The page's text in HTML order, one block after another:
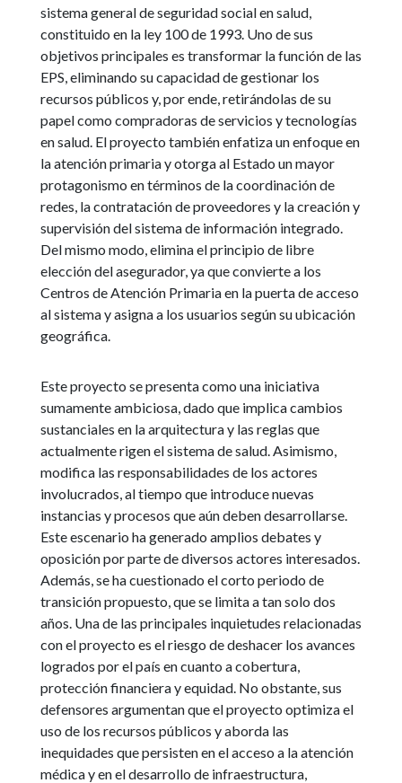
sistema general de seguridad social en salud,
constituido en la ley 100 de 1993. Uno de sus
objetivos principales es transformar la función de las
EPS, eliminando su capacidad de gestionar los
recursos públicos y, por ende, retirándolas de su
papel como compradoras de servicios y tecnologías
en salud. El proyecto también enfatiza un enfoque en
la atención primaria y otorga al Estado un mayor
protagonismo en términos de la coordinación de
redes, la contratación de proveedores y la creación y
supervisión del sistema de información integrado.
Del mismo modo, elimina el principio de libre
elección del asegurador, ya que convierte a los
Centros de Atención Primaria en la puerta de acceso
al sistema y asigna a los usuarios según su ubicación
geográfica.
Este proyecto se presenta como una iniciativa
sumamente ambiciosa, dado que implica cambios
sustanciales en la arquitectura y las reglas que
actualmente rigen el sistema de salud. Asimismo,
modifica las responsabilidades de los actores
involucrados, al tiempo que introduce nuevas
instancias y procesos que aún deben desarrollarse.
Este escenario ha generado amplios debates y
oposición por parte de diversos actores interesados.
Además, se ha cuestionado el corto periodo de
transición propuesto, que se limita a tan solo dos
años. Una de las principales inquietudes relacionadas
con el proyecto es el riesgo de deshacer los avances
logrados por el país en cuanto a cobertura,
protección financiera y equidad. No obstante, sus
defensores argumentan que el proyecto optimiza el
uso de los recursos públicos y aborda las
inequidades que persisten en el acceso a la atención
médica y en el desarrollo de infraestructura,